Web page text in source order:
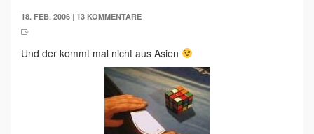
18. FEB. 2006 | 13 KOMMENTARE
Und der kommt mal nicht aus Asien